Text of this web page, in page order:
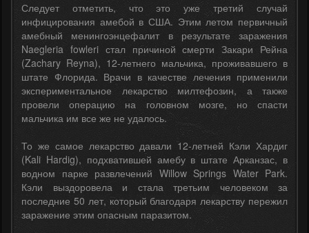
Следует отметить, что это уже третий случай
инфицирования амебой в США. Этим летом первичный
амебный менингоэнцефалит в результате заражения
Naegleria fowleri стал причиной смерти Закари Рейна
(Zachary Reyna), 12-летнего мальчика, проживавшего в
штате Флорида. Врачи в качестве лечения применили
экспериментальное лекарство милтефозин, а также
провели операцию на головном мозге, но спасти
мальчика им все же не удалось.
То же самое лекарство давали 12-летней Кэли Хардиг
(Kali Hardig), подхватившей амебу в штате Арканзас, в
водном парке развлечений Willow Springs Water Park.
Кэли выздоровела и стала третьим человеком за
последние 50 лет, который благодаря лекарству пережил
заражение этим опасным паразитом.